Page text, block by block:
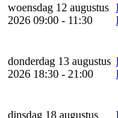
woensdag 12 augustus
2026 09:00 - 11:30
donderdag 13 augustus
2026 18:30 - 21:00
dinsdag 18 augustus